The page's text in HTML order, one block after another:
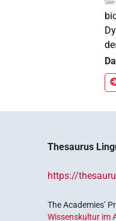
Thesaurus
https://
The Academies’
Wissenskultur im